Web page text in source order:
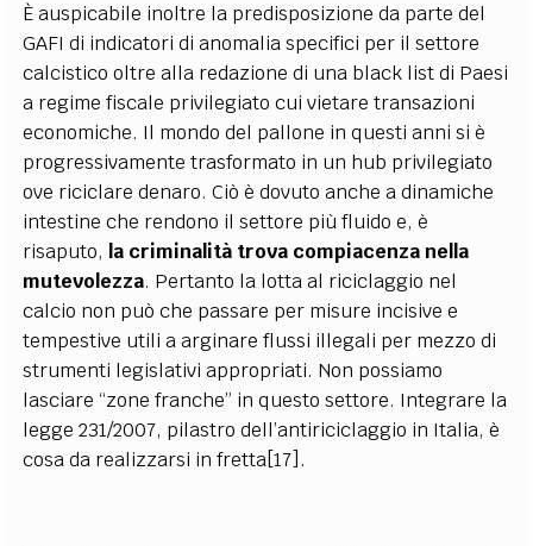
È auspicabile inoltre la predisposizione da parte del
GAFI di indicatori di anomalia specifici per il settore
calcistico oltre alla redazione di una black list di Paesi
a regime fiscale privilegiato cui vietare transazioni
economiche. Il mondo del pallone in questi anni si è
progressivamente trasformato in un hub privilegiato
ove riciclare denaro. Ciò è dovuto anche a dinamiche
intestine che rendono il settore più fluido e, è
risaputo, la criminalità trova compiacenza nella
mutevolezza. Pertanto la lotta al riciclaggio nel
calcio non può che passare per misure incisive e
tempestive utili a arginare flussi illegali per mezzo di
strumenti legislativi appropriati. Non possiamo
lasciare “zone franche” in questo settore. Integrare la
legge 231/2007, pilastro dell’antiriciclaggio in Italia, è
cosa da realizzarsi in fretta[17].